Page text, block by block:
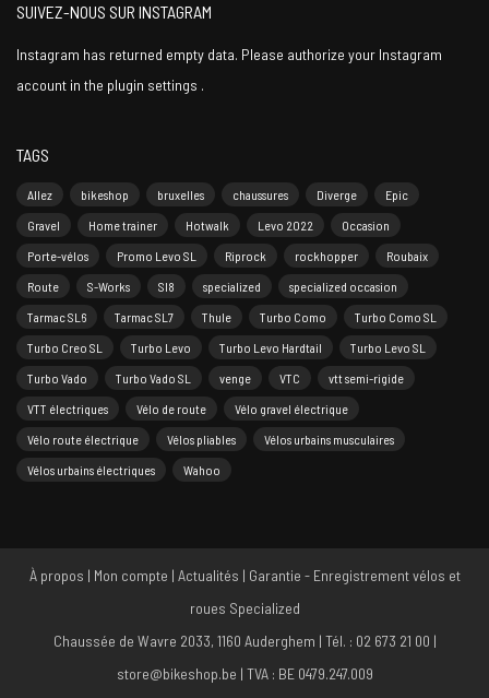
SUIVEZ-NOUS SUR INSTAGRAM
Instagram has returned empty data. Please authorize your Instagram
account in the plugin settings .
TAGS
Allez bikeshop bruxelles chaussures Diverge
Epic
Gravel
Home trainer Hotwalk Levo 2022
Occasion
Porte-vélos
Promo Levo SL Riprock rockhopper
Roubaix
Route
S-Works Sl8 specialized
specialized occasion
Tarmac SL6
Tarmac SL7 Thule Turbo Como
Turbo Como SL
Turbo Creo SL
Turbo Levo Turbo Levo Hardtail
Turbo Levo SL
Turbo Vado
Turbo Vado SL venge VTC
vtt semi-rigide
VTT électriques
Vélo de route
Vélo gravel électrique
Vélo route électrique
Vélos pliables
Vélos urbains musculaires
Vélos urbains électriques
Wahoo
À propos | Mon compte | Actualités | Garantie - Enregistrement vélos et
roues Specialized
Chaussée de Wavre 2033, 1160 Auderghem | Tél. : 02 673 21 00 |
store@bikeshop.be | TVA : BE 0479.247.009